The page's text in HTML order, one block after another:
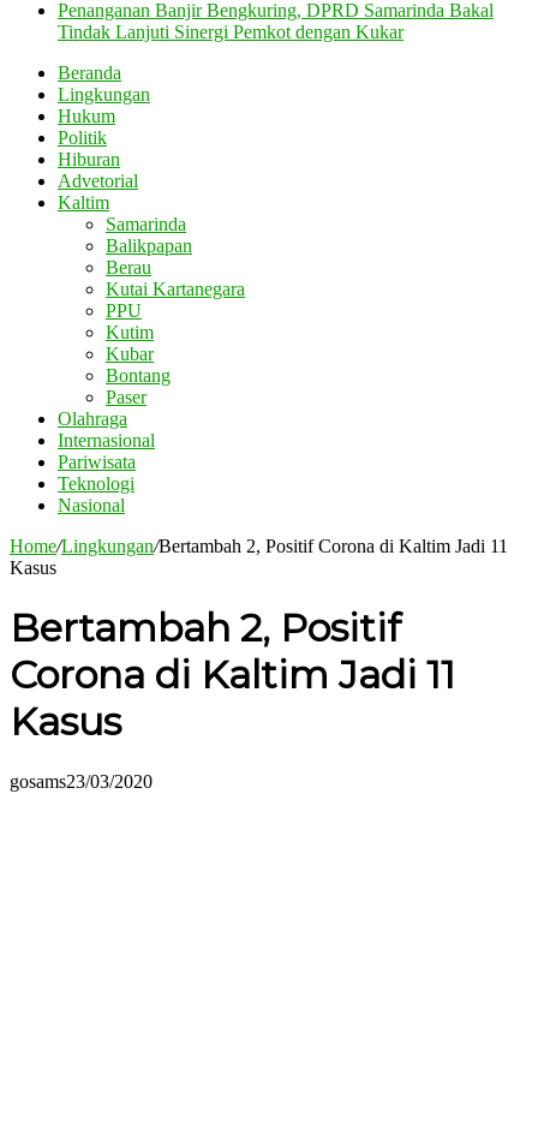
Penanganan Banjir Bengkuring, DPRD Samarinda Bakal
Tindak Lanjuti Sinergi Pemkot dengan Kukar
Beranda
Lingkungan
Hukum
Politik
Hiburan
Advetorial
Kaltim
Samarinda
Balikpapan
Berau
Kutai Kartanegara
PPU
Kutim
Kubar
Bontang
Paser
Olahraga
Internasional
Pariwisata
Teknologi
Nasional
Home/Lingkungan/Bertambah 2, Positif Corona di Kaltim Jadi 11
Kasus
Bertambah 2, Positif
Corona di Kaltim Jadi 11
Kasus
gosams23/03/2020